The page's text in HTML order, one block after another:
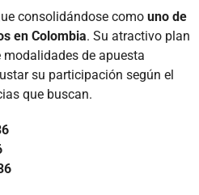
consolidándose como uno de
en Colombia. Su atractivo plan
de apuesta
su participación según el
que buscan.